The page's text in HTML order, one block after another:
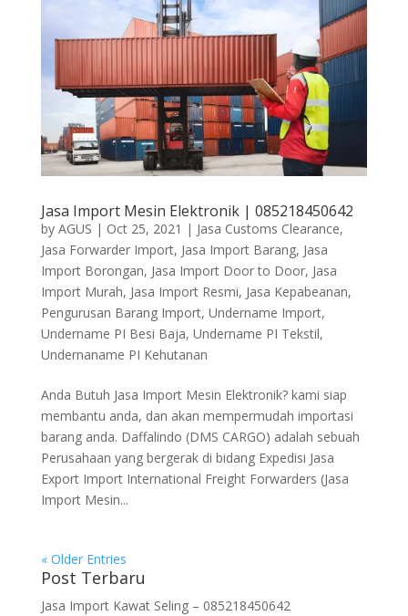
Jasa Import Mesin Elektronik | 085218450642
by AGUS | Oct 25, 2021 | Jasa Customs Clearance,
Jasa Forwarder Import, Jasa Import Barang, Jasa
Import Borongan, Jasa Import Door to Door, Jasa
Import Murah, Jasa Import Resmi, Jasa Kepabeanan,
Pengurusan Barang Import, Undername Import,
Undername PI Besi Baja, Undername PI Tekstil,
Undernaname PI Kehutanan
Anda Butuh Jasa Import Mesin Elektronik? kami siap
membantu anda, dan akan mempermudah importasi
barang anda. Daffalindo (DMS CARGO) adalah sebuah
Perusahaan yang bergerak di bidang Expedisi Jasa
Export Import International Freight Forwarders (Jasa
Import Mesin...
« Older Entries
Post Terbaru
Jasa Import Kawat Seling – 085218450642